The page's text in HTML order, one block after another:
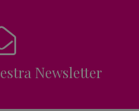
Newsletter